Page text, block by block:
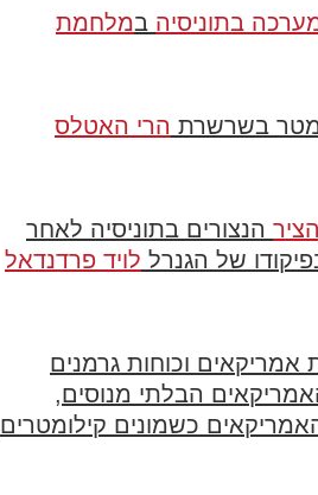
בתוניסיה במלחמת
בשרשרת הרי האטלס
הנצורים בתוניסיה לאחר
של הגנרל לויד פרדנדאל
וכוחות גרמנים
הבלתי מנוסים,
כשמונים קילומטרים